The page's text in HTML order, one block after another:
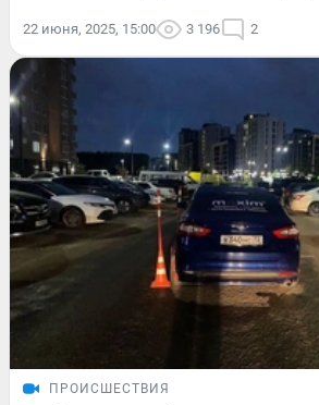
22 июня, 2025, 15:00 3 196 2
ПРОИСШЕСТВИЯ